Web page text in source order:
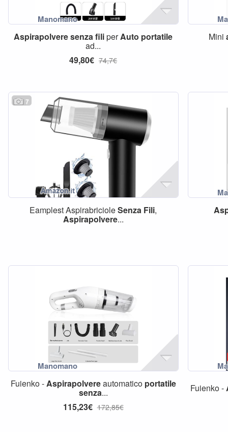
AspirapolveresenzafiliperAuto portatile
ad...
49,80€ 74,7€
Mini
7
Eamplest AspirabricioleSenza Fili,
Aspirapolvere...
Fuienko -Aspirapolvereautomatico portatile
senza...
115,23€ 172,85€
Fuienko -